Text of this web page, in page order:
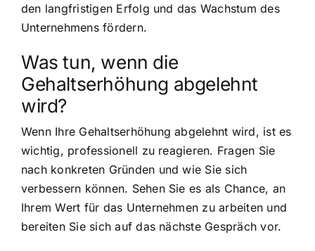
den langfristigen Erfolg und das Wachstum des
Unternehmens fördern.
Was tun, wenn die
Gehaltserhöhung abgelehnt
wird?
Wenn Ihre Gehaltserhöhung abgelehnt wird, ist es
wichtig, professionell zu reagieren. Fragen Sie
nach konkreten Gründen und wie Sie sich
verbessern können. Sehen Sie es als Chance, an
Ihrem Wert für das Unternehmen zu arbeiten und
bereiten Sie sich auf das nächste Gespräch vor.